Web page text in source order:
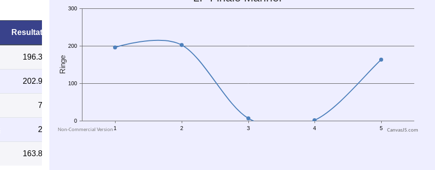
Resultat
196.3
202.9
7
2
163.8
CanvasJS.com